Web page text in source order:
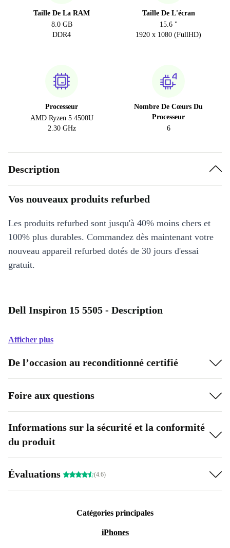
Taille De La RAM
8.0 GB
DDR4
Taille De L'écran
15.6 "
1920 x 1080 (FullHD)
Processeur
AMD Ryzen 5 4500U
2.30 GHz
Nombre De Cœurs Du
Processeur
6
Description
Vos nouveaux produits refurbed
Les produits refurbed sont jusqu'à 40% moins chers et
100% plus durables. Commandez dès maintenant votre
nouveau appareil refurbed dotés de 30 jours d'essai
gratuit.
Dell Inspiron 15 5505 - Description
Afficher plus
De l’occasion au reconditionné certifié
Foire aux questions
Informations sur la sécurité et la conformité
du produit
Évaluations (4.6)
Catégories principales
iPhones